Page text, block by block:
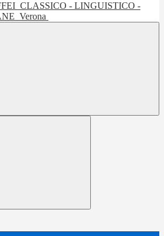
CLASSICO - LINGUISTICO -
Verona